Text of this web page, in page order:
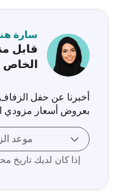
سارة
قابل
أخبرنا عن حفل
بعروض أسعار مزودي
موعد
إذا كان لديك تاريخ